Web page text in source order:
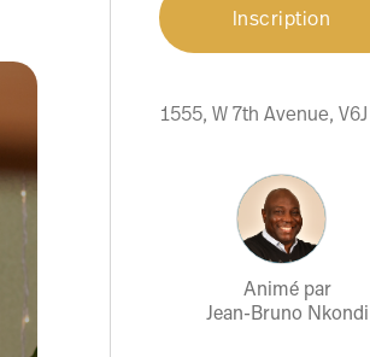
Inscription
1555, W 7th Avenue, V6J
Animé par
Jean-Bruno Nkondi